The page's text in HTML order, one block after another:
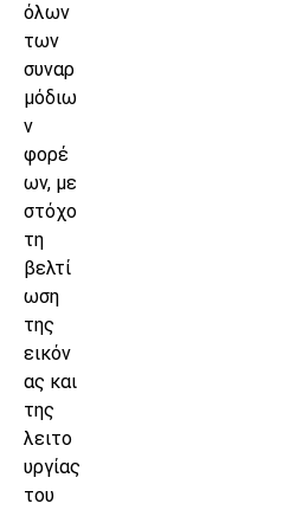
όλων
των
συναρ
μόδιω
ν
φορέ
ων, με
στόχο
τη
βελτί
ωση
της
εικόν
ας και
της
λειτο
υργίας
του